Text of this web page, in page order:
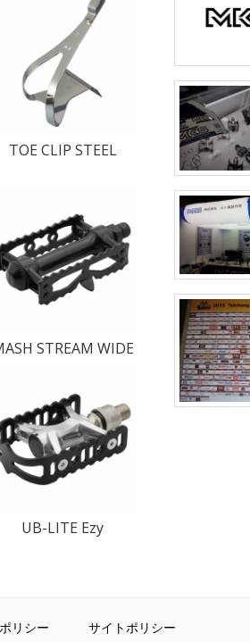
TOE CLIP STEEL
STREAM WIDE
UB-LITE Ezy
リシー サイトポリシー